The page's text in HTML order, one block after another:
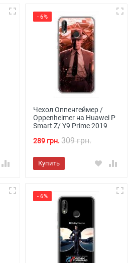
- 6%
Чехол Оппенгеймер /
Oppenheimer на Huawei P
Smart Z/ Y9 Prime 2019
289 грн. 309 грн.
Купить
- 6%